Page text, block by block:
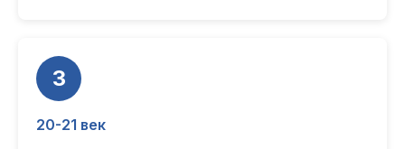
3
20-21 век